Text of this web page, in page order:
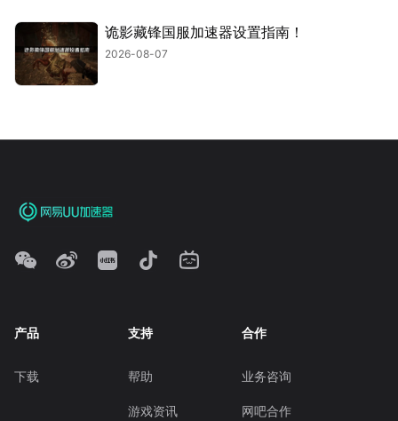
诡影藏锋国服加速器设置指南！
2026-08-07
产品
下载
支持
帮助
游戏资讯
合作
业务咨询
网吧合作